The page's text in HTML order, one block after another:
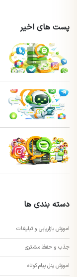
پست های اخیر
دسته بندی ها
اموزش بازاریابی و تبلیغات
جذب و حفظ مشتری
اموزش پنل پیام کوتاه